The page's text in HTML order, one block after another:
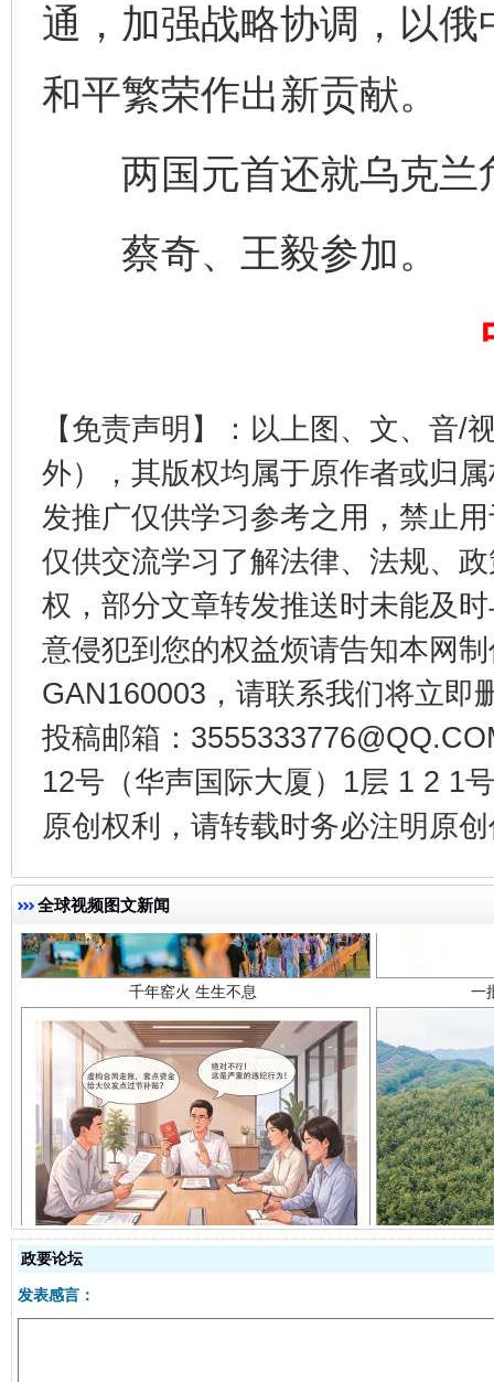
通，加强战略协调，以
和平繁荣作出新贡献。
两国元首还就乌克兰
蔡奇、王毅参加。
【免责声明】：以上图、文、音/
外），其版权均属于原作者或归
发推广仅供学习参考之用，禁止
仅供交流学习了解法律、法规、
权，部分文章转发推送时未能及
意侵犯到您的权益烦请告知本网
GAN160003，请联系我们将立即
投稿邮箱：
12号（华声国际大厦）1层 1 2 1
原创权利，请转载时务必注明原
全球视频图文新闻
完善运行机制助力责任有效落实
东山县通报“牛蛙产品抗生素超标问题” 法
揭开“小金库”的免责幌子
政要论坛
发表感言：